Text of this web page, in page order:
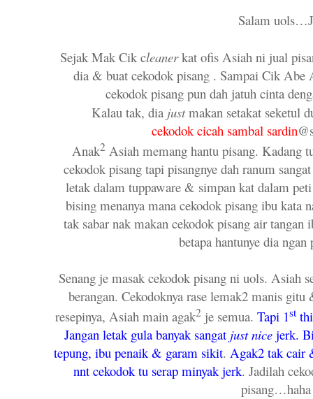
Salam uols…J
Sejak Mak Cik cleanerkat ofis Asiah ni jual
dia & buat cekodok pisang . Sampai Cik Abe
cekodok pisang pun dah jatuh cinta
Kalau tak, dia justmakan setakat seketul
cekodok cicah sambal sardin
Anak2 Asiah memang hantu pisang. Kadang
cekodok pisang tapi pisangnye dah ranum
letak dalam tuppaware & simpan kat dalam
bising menanya mana cekodok pisang ibu
tak sabar nak makan cekodok pisang air
betapa hantunye dia ngan
Senang je masak cekodok pisang ni uols. Asiah
berangan. Cekodoknya rase lemak2 manis
resepinya, Asiah main agak2 je semua. Tapi 1st
Jangan letak gula banyak sangat just nice jerk.
tepung, ibu penaik & garam sikit. Agak2 tak cair
nnt cekodok tu serap minyak jerk. Jadilah
pisang…haha